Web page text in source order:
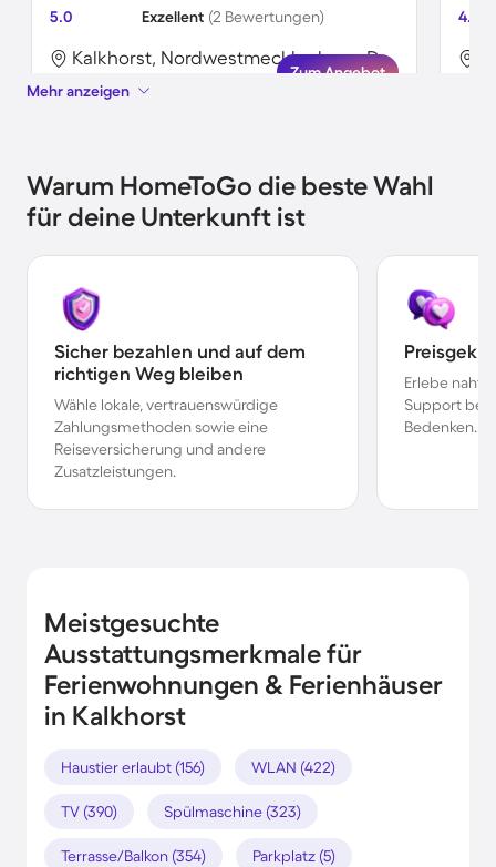
5.0
Exzellent (2 Bewertungen)
Kalkhorst, Nordwestmecklenburg, Deutschland
Zum Angebot
4.6
Mehr anzeigen
Warum HomeToGo die beste Wahl
für deine Unterkunft ist
Sicher bezahlen und auf dem
richtigen Weg bleiben
Wähle lokale, vertrauenswürdige
Zahlungsmethoden sowie eine
Reiseversicherung und andere
Zusatzleistungen.
Erlebe
Support bei
Bedenken.
Meistgesuchte
Ausstattungsmerkmale für
Ferienwohnungen & Ferienhäuser
in Kalkhorst
Haustier erlaubt (156) WLAN (422)
TV (390) Spülmaschine (323)
Terrasse/Balkon (354) Parkplatz (5)